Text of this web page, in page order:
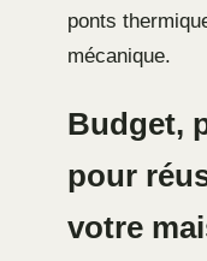
ponts
mécanique.
Budget,
pour
votre